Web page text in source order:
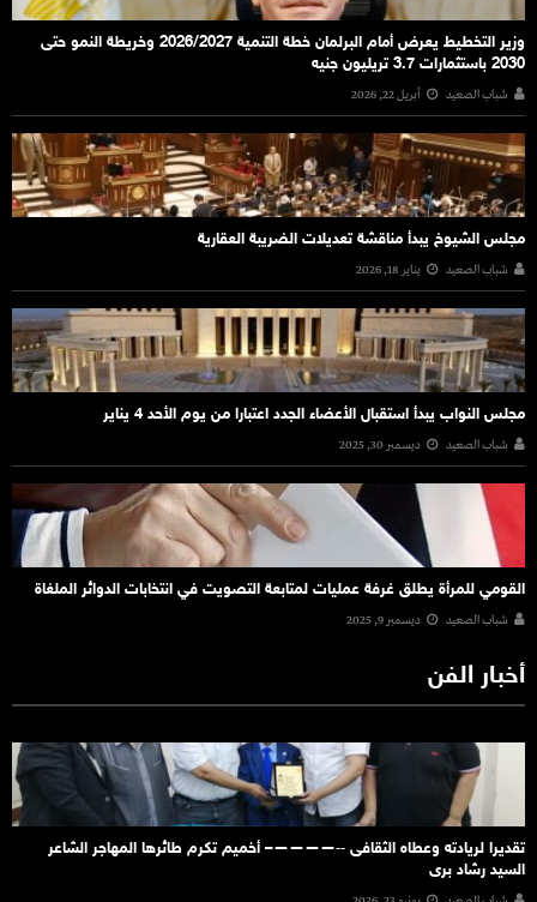
وزير التخطيط يعرض أمام البرلمان خطة التنمية 2026/2027 وخريطة النمو حتى
2030 باستثمارات 3.7 تريليون جنيه
شباب الصعيد أبريل 22, 2026
مجلس الشيوخ يبدأ مناقشة تعديلات الضريبة العقارية
شباب الصعيد يناير 18, 2026
مجلس النواب يبدأ استقبال الأعضاء الجدد اعتبارا من يوم الأحد 4 يناير
شباب الصعيد ديسمبر 30, 2025
القومي للمرأة يطلق غرفة عمليات لمتابعة التصويت في انتخابات الدوائر الملغاة
شباب الصعيد ديسمبر 9, 2025
أخبار الفن
تقديرا لريادته وعطاه الثقافى ‐‐————– أخميم تكرم طائرها المهاجر الشاعر
السيد رشاد برى